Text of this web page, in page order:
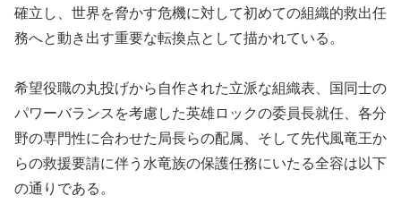
確立し、世界を脅かす危機に対して初めての組織的救出任
務へと動き出す重要な転換点として描かれている。
希望役職の丸投げから自作された立派な組織表、国同士の
パワーバランスを考慮した英雄ロックの委員長就任、各分
野の専門性に合わせた局長らの配属、そして先代風竜王か
らの救援要請に伴う水竜族の保護任務にいたる全容は以下
の通りである。